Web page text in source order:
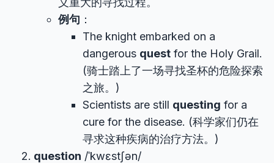
例句 ：
The knight embarked on a
dangerous quest for the Holy Grail.
(骑士踏上了一场寻找圣杯的危险探索
之旅。)
Scientists are still questing for a
cure for the disease. (科学家们仍在
寻求这种疾病的治疗方法。)
question /ˈkwɛstʃən/